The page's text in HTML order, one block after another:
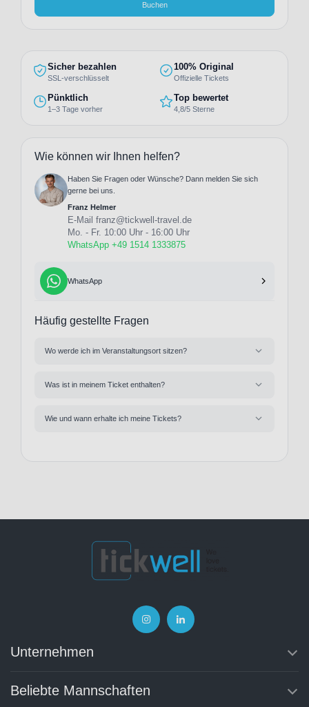
Buchen
Sicher bezahlen
SSL-verschlüsselt
100% Original
Offizielle Tickets
Pünktlich
1–3 Tage vorher
Top bewertet
4,8/5 Sterne
Wie können wir Ihnen helfen?
Haben Sie Fragen oder Wünsche? Dann melden Sie sich
gerne bei uns.
Franz Helmer
E-Mail franz@tickwell-travel.de
Mo. - Fr. 10:00 Uhr - 16:00 Uhr
WhatsApp +49 1514 1333875
WhatsApp
Häufig gestellte Fragen
Wo werde ich im Veranstaltungsort sitzen?
Was ist in meinem Ticket enthalten?
Wie und wann erhalte ich meine Tickets?
Unternehmen
Beliebte Mannschaften